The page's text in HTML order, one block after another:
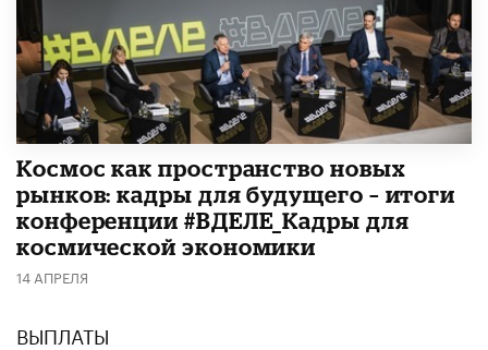
Космос как пространство новых
рынков: кадры для будущего – итоги
конференции #ВДЕЛЕ_Кадры для
космической экономики
14 АПРЕЛЯ
ВЫПЛАТЫ